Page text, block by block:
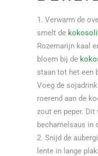
Verwarm de
smelt de
Rozemarijn kaal
bloem bij de
staan tot het een
Voeg de
roerend aan de
zout en peper. Dit
bechamelsaus in
Snijd de
lente in lange